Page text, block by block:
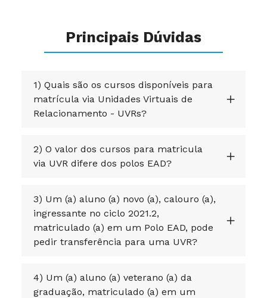
Principais Dúvidas
1) Quais são os cursos disponíveis para
matrícula via Unidades Virtuais de
Relacionamento - UVRs?
2) O valor dos cursos para matricula
via UVR difere dos polos EAD?
3) Um (a) aluno (a) novo (a), calouro (a),
ingressante no ciclo 2021.2,
matriculado (a) em um Polo EAD, pode
pedir transferência para uma UVR?
4) Um (a) aluno (a) veterano (a) da
graduação, matriculado (a) em um